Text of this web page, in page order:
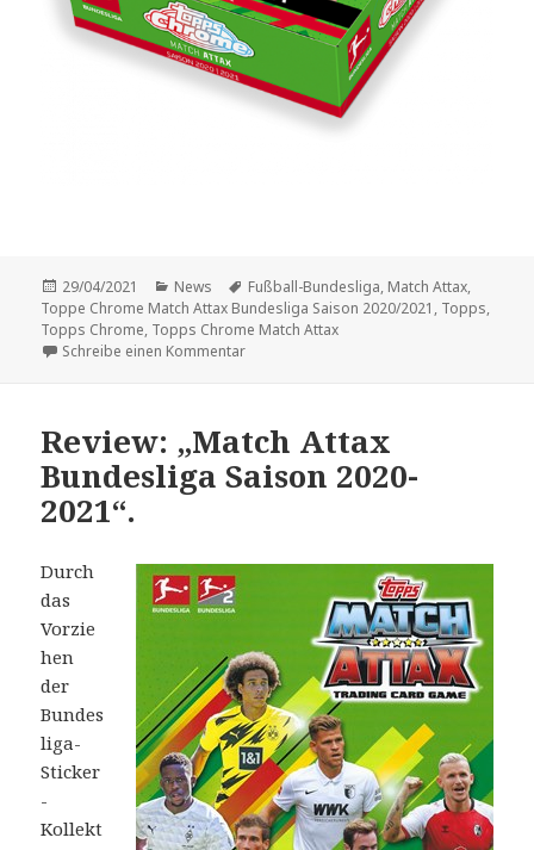
Veröffentlicht
am
29/04/2021 Kategorien
News Schlagwörter
Fußball-Bundesliga, Match Attax,
Toppe Chrome Match Attax Bundesliga Saison 2020/2021 , Topps,
Topps Chrome, Topps Chrome Match Attax
Schreibe einen Kommentarzu Schnell sein: „Topps Chrome Match
Review: „Match Attax
Bundesliga Saison 2020-
2021“.
Durch
das
Vorzie
hen
der
Bundes
liga-
Sticker
-
Kollekt